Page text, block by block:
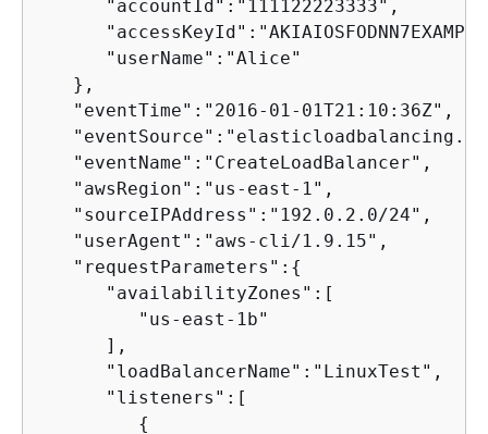
      "accountId":"111122223333",
      "userName":"Alice"
   },
   "eventTime":"2016-01-01T21:10:36Z",
   "eventName":"CreateLoadBalancer",
   "awsRegion":"us-east-1",
   "sourceIPAddress":"192.0.2.0/24",
   "userAgent":"aws-cli/1.9.15",
   "requestParameters":
{
      "availabilityZones":[
         "us-east-1b"
      ],
      "loadBalancerName":"LinuxTest",
      "listeners":[
{